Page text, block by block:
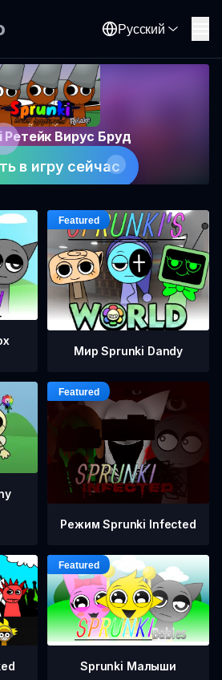
Русский
Ретейк Вирус Бруд
в игру сейчас
Мир Sprunki Dandy
Режим Sprunki Infected
Sprunki Малыши